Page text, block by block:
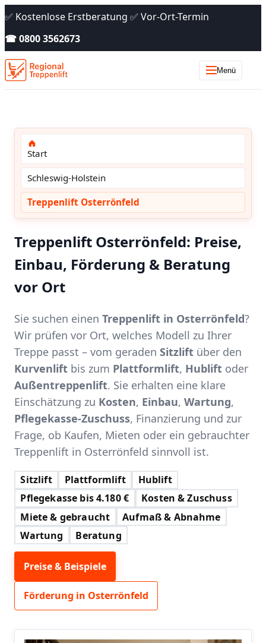
✅ Kostenlose Erstberatung ✅ Vor-Ort-Termin
☎ 0800 3562673
Menü
Start
Schleswig-Holstein
Treppenlift Osterrönfeld
Treppenlift Osterrönfeld: Preise,
Einbau, Förderung & Beratung
vor Ort
Sie suchen einen Treppenlift in Osterrönfeld?
Wir prüfen vor Ort, welches Modell zu Ihrer
Treppe passt – vom geraden Sitzlift über den
Kurvenlift bis zum Plattformlift, Hublift oder
Außentreppenlift. Sie erhalten eine klare
Einschätzung zu Kosten, Einbau, Wartung,
Pflegekasse-Zuschuss, Finanzierung und zur
Frage, ob Kaufen, Mieten oder ein gebrauchter
Treppenlift in Osterrönfeld sinnvoll ist.
Sitzlift Plattformlift
Hublift
Pflegekasse bis 4.180 €
Kosten & Zuschuss
Miete & gebraucht
Aufmaß & Abnahme
Wartung
Beratung
Preise & Beispiele
Förderung in Osterrönfeld